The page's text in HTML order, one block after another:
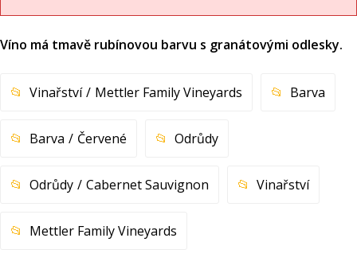
Víno má tmavě rubínovou barvu s granátovými odlesky.
Vinařství Mettler Family Vineyards Barva
Barva Červené Odrůdy
Odrůdy Cabernet Sauvignon Vinařství
Mettler Family Vineyards